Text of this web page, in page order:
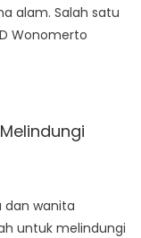
alam. Salah satu
Wonomerto
dan wanita
untuk melindungi